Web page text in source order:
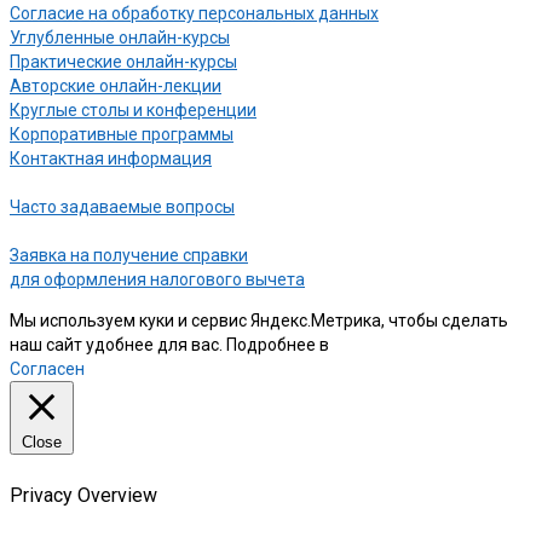
Согласие на обработку персональных данных
Углубленные онлайн-курсы
Практические онлайн-курсы
Авторские онлайн-лекции
Круглые столы и конференции
Корпоративные программы
Контактная информация
Часто задаваемые вопросы
Заявка на получение справки
для оформления налогового вычета
Мы используем куки и сервис Яндекс.Метрика, чтобы сделать
наш сайт удобнее для вас. Подробнее в
Согласен
Close
Privacy Overview